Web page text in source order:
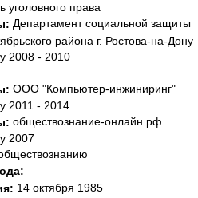
уголовного права
Департамент социальной защиты
района г. Ростова-на-Дону
2008 - 2010
ООО "Компьютер-инжиниринг"
2011 - 2014
обществознание-онлайн.рф
2007
14 октября 1985